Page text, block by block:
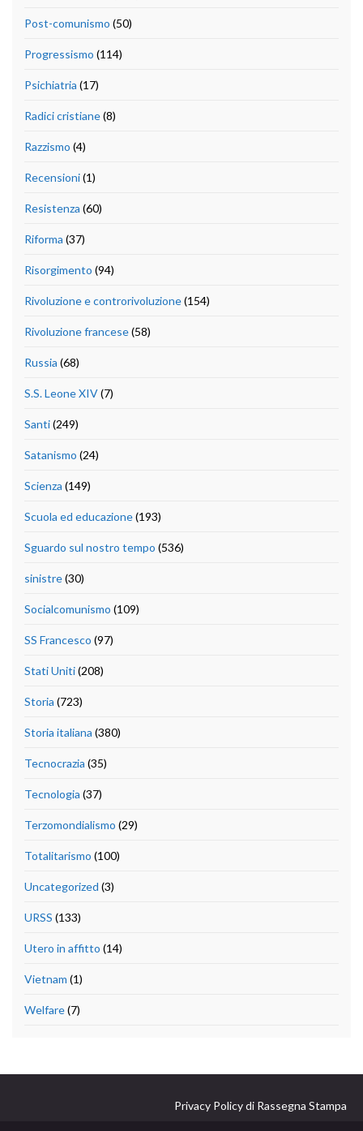
Post-comunismo (50)
Progressismo (114)
Psichiatria (17)
Radici cristiane(8)
Razzismo (4)
Recensioni(1)
Resistenza (60)
Riforma (37)
Risorgimento (94)
Rivoluzione e controrivoluzione(154)
Rivoluzione francese(58)
Russia (68)
S.S. Leone XIV(7)
Santi(249)
Satanismo (24)
Scienza (149)
Scuola ed educazione(193)
Sguardo sul nostro tempo (536)
sinistre(30)
Socialcomunismo (109)
SS Francesco (97)
Stati Uniti(208)
Storia (723)
Storia italiana (380)
Tecnocrazia (35)
Tecnologia (37)
Terzomondialismo (29)
Totalitarismo (100)
Uncategorized (3)
URSS (133)
Utero in affitto (14)
Vietnam (1)
Welfare(7)
Privacy Policy di Rassegna Stampa